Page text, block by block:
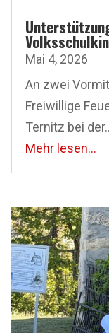
Mai 4, 2026
An zwei
Freiwillige
Ternitz bei
Mehr lesen...